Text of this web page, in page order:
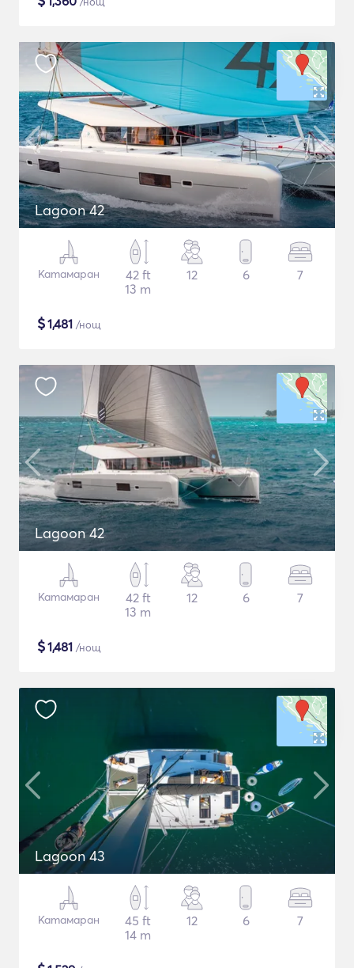
Lagoon 42
Катамаран
42 ft
13 m
12 6 7
$1,481 /нощ
Lagoon 42
Катамаран
42 ft
13 m
12 6 7
$1,481 /нощ
Lagoon 43
Катамаран
45 ft
14 m
12 6 7